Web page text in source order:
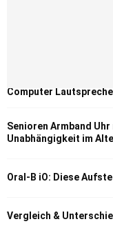
Computer
Senioren Armband
Unabhängigkeit im
Oral-B iO: Diese
Vergleich &